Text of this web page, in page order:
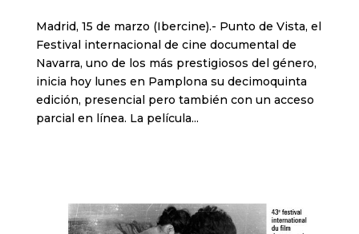
Madrid, 15 de marzo (Ibercine).- Punto de Vista, el
Festival internacional de cine documental de
Navarra, uno de los más prestigiosos del género,
inicia hoy lunes en Pamplona su decimoquinta
edición, presencial pero también con un acceso
parcial en línea. La película...